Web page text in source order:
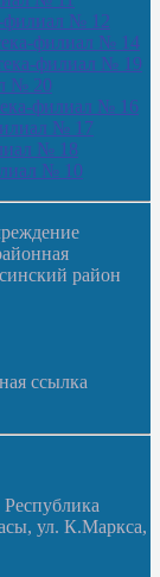
филиал № 12
филиал № 14
филиал № 19
№ 20
филиал № 16
№ 17
№ 18
№ 10
район
ссылка
ул. К.Маркса,